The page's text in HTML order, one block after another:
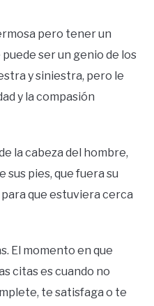
pero tener un
ser un genio de los
y siniestra, pero le
y la compasión
la cabeza del hombre,
sus pies, que fuera su
que estuviera cerca
El momento en que
citas es cuando no
te satisfaga o te